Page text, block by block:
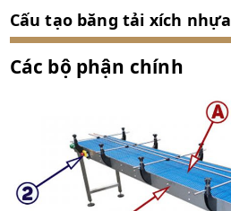
Cấu tạo băng tải xích nhựa
Các bộ phận chính